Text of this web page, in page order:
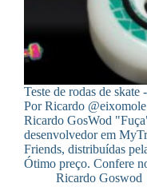
Teste de rodas de
Por Ricardo
Ricardo GosWod
desenvolvedor em
Friends, distribuídas
Ótimo preço. Confere
Ricardo Goswod